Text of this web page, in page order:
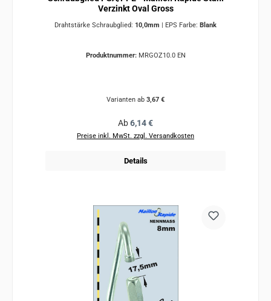
Verzinkt Oval Gross
Drahtstärke Schraubglied: 10,0mm EPS Farbe: Blank
Produktnummer: MRGOZ10.0 EN
Varianten ab 3,67 €
Regulärer Preis:
Ab6,14 €
Preise inkl. MwSt. zzgl. Versandkosten
Details